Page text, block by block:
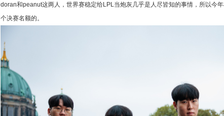
doran和peanut这两人，世界赛稳定给LPL当炮灰几乎是人尽皆知的事情，所以今
个决赛名额的。